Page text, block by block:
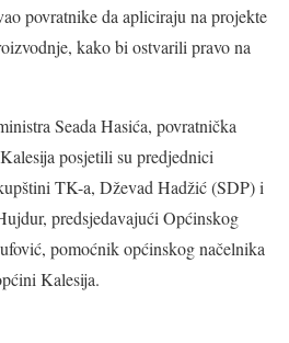
povratnike da apliciraju na projekte
kako bi ostvarili pravo na
Seada Hasića, povratnička
posjetili su predjednici
TK-a, Dževad Hadžić (SDP) i
predsjedavajući Općinskog
pomoćnik općinskog načelnika
Kalesija.